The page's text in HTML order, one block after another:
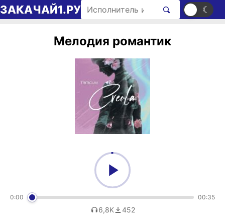
Перейти к содержимому
ЗАКАЧАЙ1.РУ Поиск рингтонов ☀ ☾
Мелодия романтик
0:00 00:35
6,8K 452